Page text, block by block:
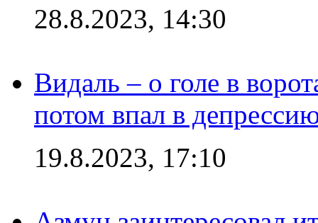
28.8.2023, 14:30
Видаль – о голе в
потом впал в
19.8.2023, 17:10